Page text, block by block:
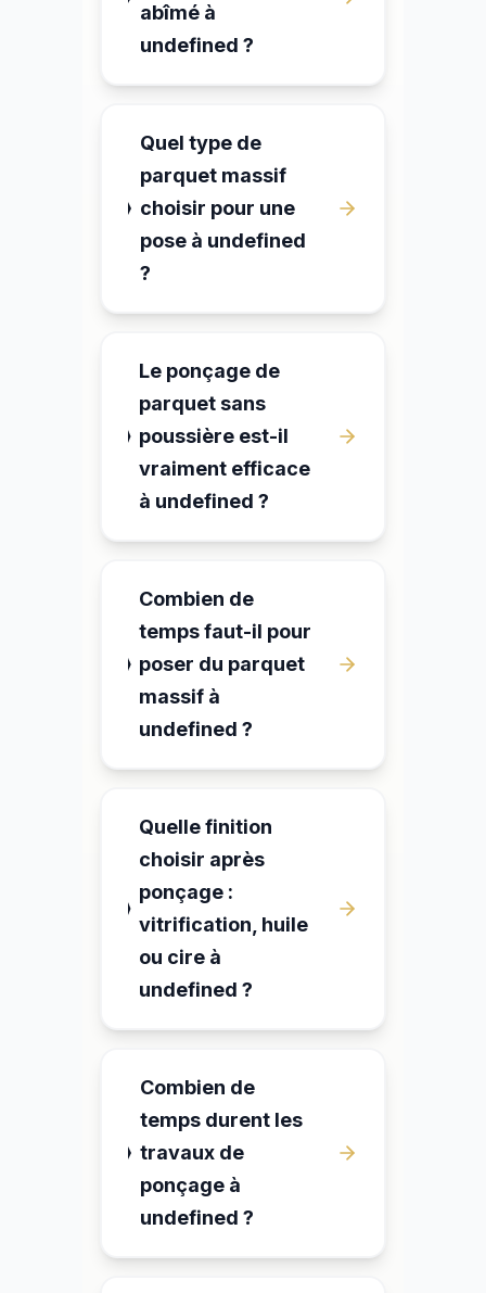
abîmé à
undefined ?
Quel type de
parquet massif
choisir pour une
pose à undefined
?
Le ponçage de
parquet sans
poussière est-il
vraiment efficace
à undefined ?
Combien de
temps faut-il pour
poser du parquet
massif à
undefined ?
Quelle finition
choisir après
ponçage :
vitrification, huile
ou cire à
undefined ?
Combien de
temps durent les
travaux de
ponçage à
undefined ?